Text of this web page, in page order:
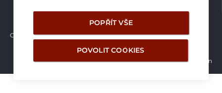
POPŘÍT VŠE
POVOLIT COOKIES
Copyright © Brilon a.s. 2026
Vytvořilo studio Žalud Design